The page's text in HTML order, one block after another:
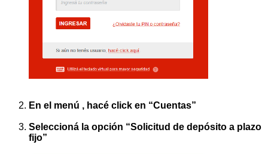
En el menú , hacé click en “Cuentas”
Seleccioná la opción “Solicitud de depósito a plazo
fijo”